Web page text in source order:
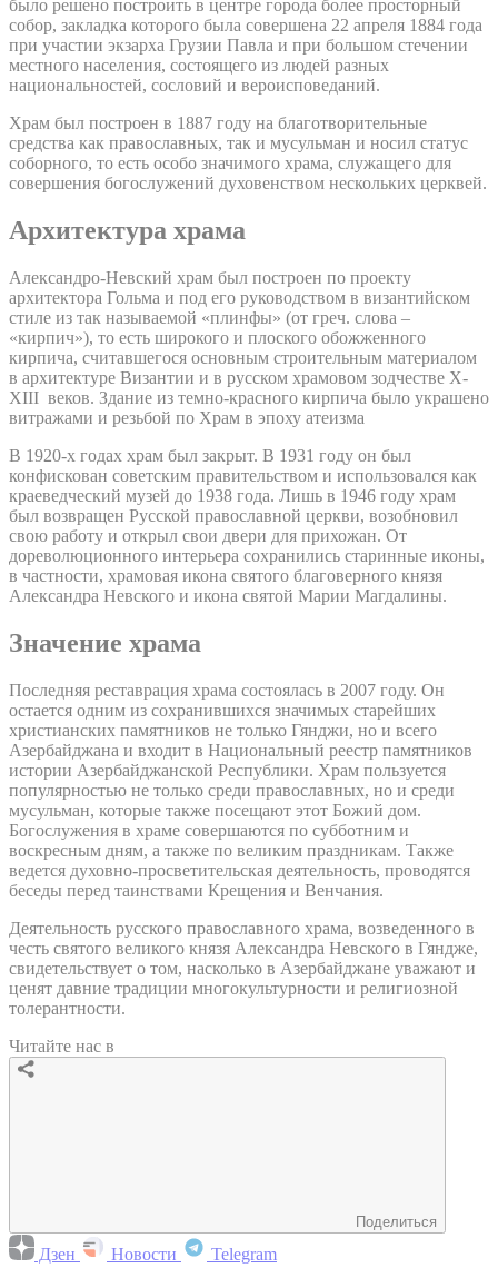
было решено построить в центре города более просторный
собор, закладка которого была совершена 22 апреля 1884 года
при участии экзарха Грузии Павла и при большом стечении
местного населения, состоящего из людей разных
национальностей, сословий и вероисповеданий.
Храм был построен в 1887 году на благотворительные
средства как православных, так и мусульман и носил статус
соборного, то есть особо значимого храма, служащего для
совершения богослужений духовенством нескольких церквей.
Архитектура храма
Александро-Невский храм был построен по проекту
архитектора Гольма и под его руководством в византийском
стиле из так называемой «плинфы» (от греч. слова –
«кирпич»), то есть широкого и плоского обожженного
кирпича, считавшегося основным строительным материалом
в архитектуре Византии и в русском храмовом зодчестве X-
XIII веков. Здание из темно-красного кирпича было украшено
витражами и резьбой по Храм в эпоху атеизма
В 1920-х годах храм был закрыт. В 1931 году он был
конфискован советским правительством и использовался как
краеведческий музей до 1938 года. Лишь в 1946 году храм
был возвращен Русской православной церкви, возобновил
свою работу и открыл свои двери для прихожан. От
дореволюционного интерьера сохранились старинные иконы,
в частности, храмовая икона святого благоверного князя
Александра Невского и икона святой Марии Магдалины.
Значение храма
Последняя реставрация храма состоялась в 2007 году. Он
остается одним из сохранившихся значимых старейших
христианских памятников не только Гянджи, но и всего
Азербайджана и входит в Национальный реестр памятников
истории Азербайджанской Республики. Храм пользуется
популярностью не только среди православных, но и среди
мусульман, которые также посещают этот Божий дом.
Богослужения в храме совершаются по субботним и
воскресным дням, а также по великим праздникам. Также
ведется духовно-просветительская деятельность, проводятся
беседы перед таинствами Крещения и Венчания.
Деятельность русского православного храма, возведенного в
честь святого великого князя Александра Невского в Гяндже,
свидетельствует о том, насколько в Азербайджане уважают и
ценят давние традиции многокультурности и религиозной
толерантности.
Читайте нас в
Поделиться
Дзен Новости Telegram